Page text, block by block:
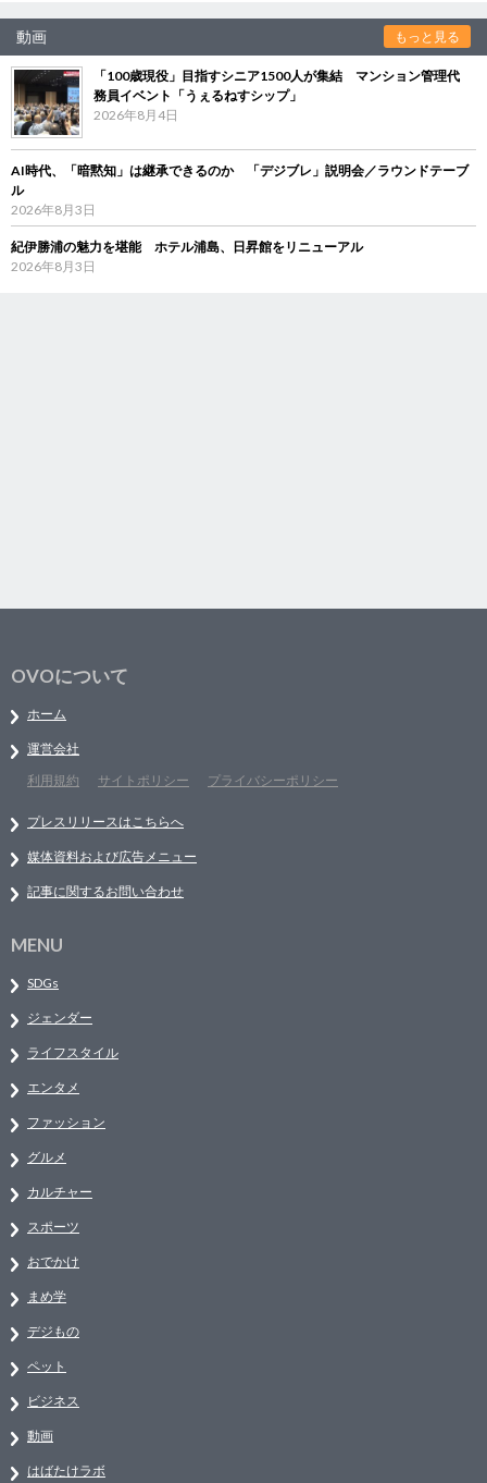
動画 もっと見る
「100歳現役」目指すシニア1500人が集結 マンション管理代
務員イベント「うぇるねすシップ」
2026年8月4日
AI時代、「暗黙知」は継承できるのか 「デジブレ」説明会／ラウンドテーブ
ル
2026年8月3日
紀伊勝浦の魅力を堪能 ホテル浦島、日昇館をリニューアル
2026年8月3日
OVOについて
ホーム
運営会社
利用規約
サイトポリシー プライバシーポリシー
プレスリリースはこちらへ
媒体資料および広告メニュー
記事に関するお問い合わせ
MENU
SDGs
ジェンダー
ライフスタイル
エンタメ
ファッション
グルメ
カルチャー
スポーツ
おでかけ
まめ学
デジもの
ペット
ビジネス
動画
はばたけラボ